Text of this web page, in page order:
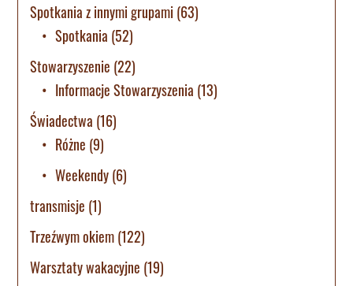
Spotkania z innymi grupami (63)
Spotkania (52)
Stowarzyszenie (22)
Informacje Stowarzyszenia (13)
Świadectwa (16)
Różne (9)
Weekendy(6)
transmisje (1)
Trzeźwym okiem(122)
Warsztaty wakacyjne (19)